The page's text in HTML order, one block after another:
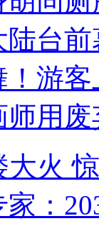
台
游客
用
大火
：